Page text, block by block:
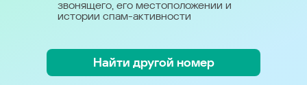
звонящего, его местоположении и
истории спам-активности
Найти другой номер